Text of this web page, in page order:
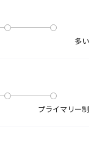
多い
プライマリー制